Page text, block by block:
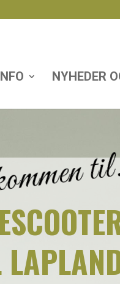
NYHEDER